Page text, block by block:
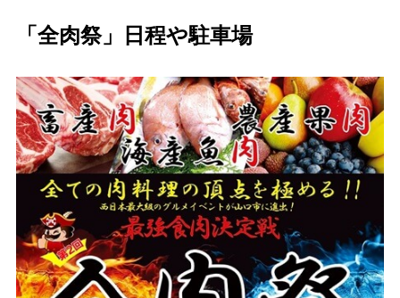
「全肉祭」日程や駐車場